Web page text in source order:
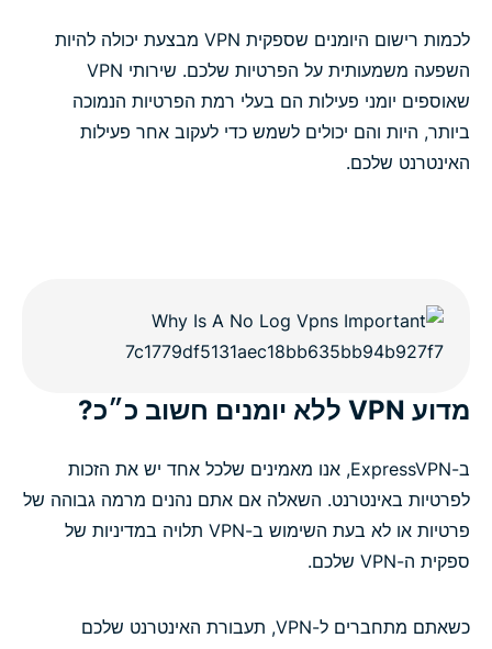
לכמות רישום היומנים שספקית VPN מבצעת יכולה להיות
השפעה משמעותית על הפרטיות שלכם. שירותי VPN
שאוספים יומני פעילות הם בעלי רמת הפרטיות הנמוכה
ביותר, היות והם יכולים לשמש כדי לעקוב אחר פעילות
האינטרנט שלכם.
מדוע VPN ללא יומנים חשוב כ״כ?
ב-ExpressVPN, אנו מאמינים שלכל אחד יש את הזכות
לפרטיות באינטרנט. השאלה אם אתם נהנים מרמה גבוהה של
פרטיות או לא בעת השימוש ב-VPN תלויה במדיניות של
ספקית ה-VPN שלכם.
כשאתם מתחברים ל-VPN, תעבורת האינטרנט שלכם